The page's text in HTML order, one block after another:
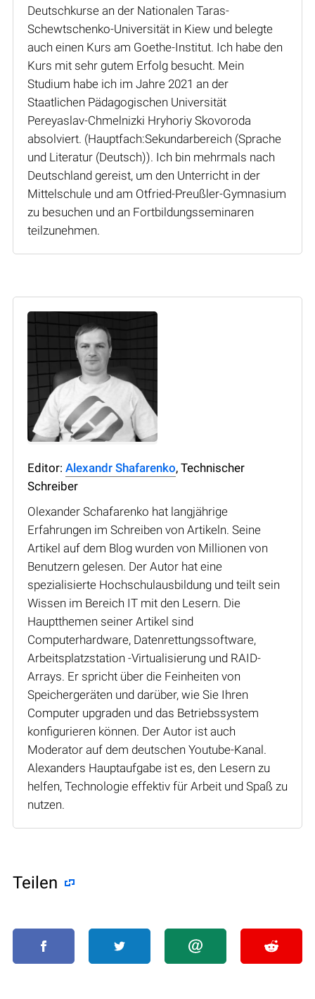
Deutschkurse an der Nationalen Taras-
Schewtschenko-Universität in Kiew und belegte
auch einen Kurs am Goethe-Institut. Ich habe den
Kurs mit sehr gutem Erfolg besucht. Mein
Studium habe ich im Jahre 2021 an der
Staatlichen Pädagogischen Universität
Pereyaslav-Chmelnizki Hryhoriy Skovoroda
absolviert. (Hauptfach:Sekundarbereich (Sprache
und Literatur (Deutsch)). Ich bin mehrmals nach
Deutschland gereist, um den Unterricht in der
Mittelschule und am Otfried-Preußler-Gymnasium
zu besuchen und an Fortbildungsseminaren
teilzunehmen.
Editor: Alexandr Shafarenko, Technischer
Schreiber
Olexander Schafarenko hat langjährige
Erfahrungen im Schreiben von Artikeln. Seine
Artikel auf dem Blog wurden von Millionen von
Benutzern gelesen. Der Autor hat eine
spezialisierte Hochschulausbildung und teilt sein
Wissen im Bereich IT mit den Lesern. Die
Hauptthemen seiner Artikel sind
Computerhardware, Datenrettungssoftware,
Arbeitsplatzstation -Virtualisierung und RAID-
Arrays. Er spricht über die Feinheiten von
Speichergeräten und darüber, wie Sie Ihren
Computer upgraden und das Betriebssystem
konfigurieren können. Der Autor ist auch
Moderator auf dem deutschen Youtube-Kanal.
Alexanders Hauptaufgabe ist es, den Lesern zu
helfen, Technologie effektiv für Arbeit und Spaß zu
nutzen.
Teilen